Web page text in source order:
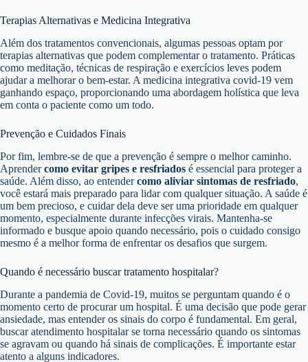
Terapias Alternativas e Medicina Integrativa
Além dos tratamentos convencionais, algumas pessoas optam por
terapias alternativas que podem complementar o tratamento. Práticas
como meditação, técnicas de respiração e exercícios leves podem
ajudar a melhorar o bem-estar. A medicina integrativa covid-19 vem
ganhando espaço, proporcionando uma abordagem holística que leva
em conta o paciente como um todo.
Prevenção e Cuidados Finais
Por fim, lembre-se de que a prevenção é sempre o melhor caminho.
Aprendercomo evitar gripes e resfriados é essencial para proteger a
saúde. Além disso, ao entendercomo aliviar sintomas de resfriado,
você estará mais preparado para lidar com qualquer situação. A saúde é
um bem precioso, e cuidar dela deve ser uma prioridade em qualquer
momento, especialmente durante infecções virais. Mantenha-se
informado e busque apoio quando necessário, pois o cuidado consigo
mesmo é a melhor forma de enfrentar os desafios que surgem.
Quando é necessário buscar tratamento hospitalar?
Durante a pandemia de Covid-19, muitos se perguntam quando é o
momento certo de procurar um hospital. É uma decisão que pode gerar
ansiedade, mas entender os sinais do corpo é fundamental. Em geral,
buscar atendimento hospitalar se torna necessário quando os sintomas
se agravam ou quando há sinais de complicações. É importante estar
atento a alguns indicadores.